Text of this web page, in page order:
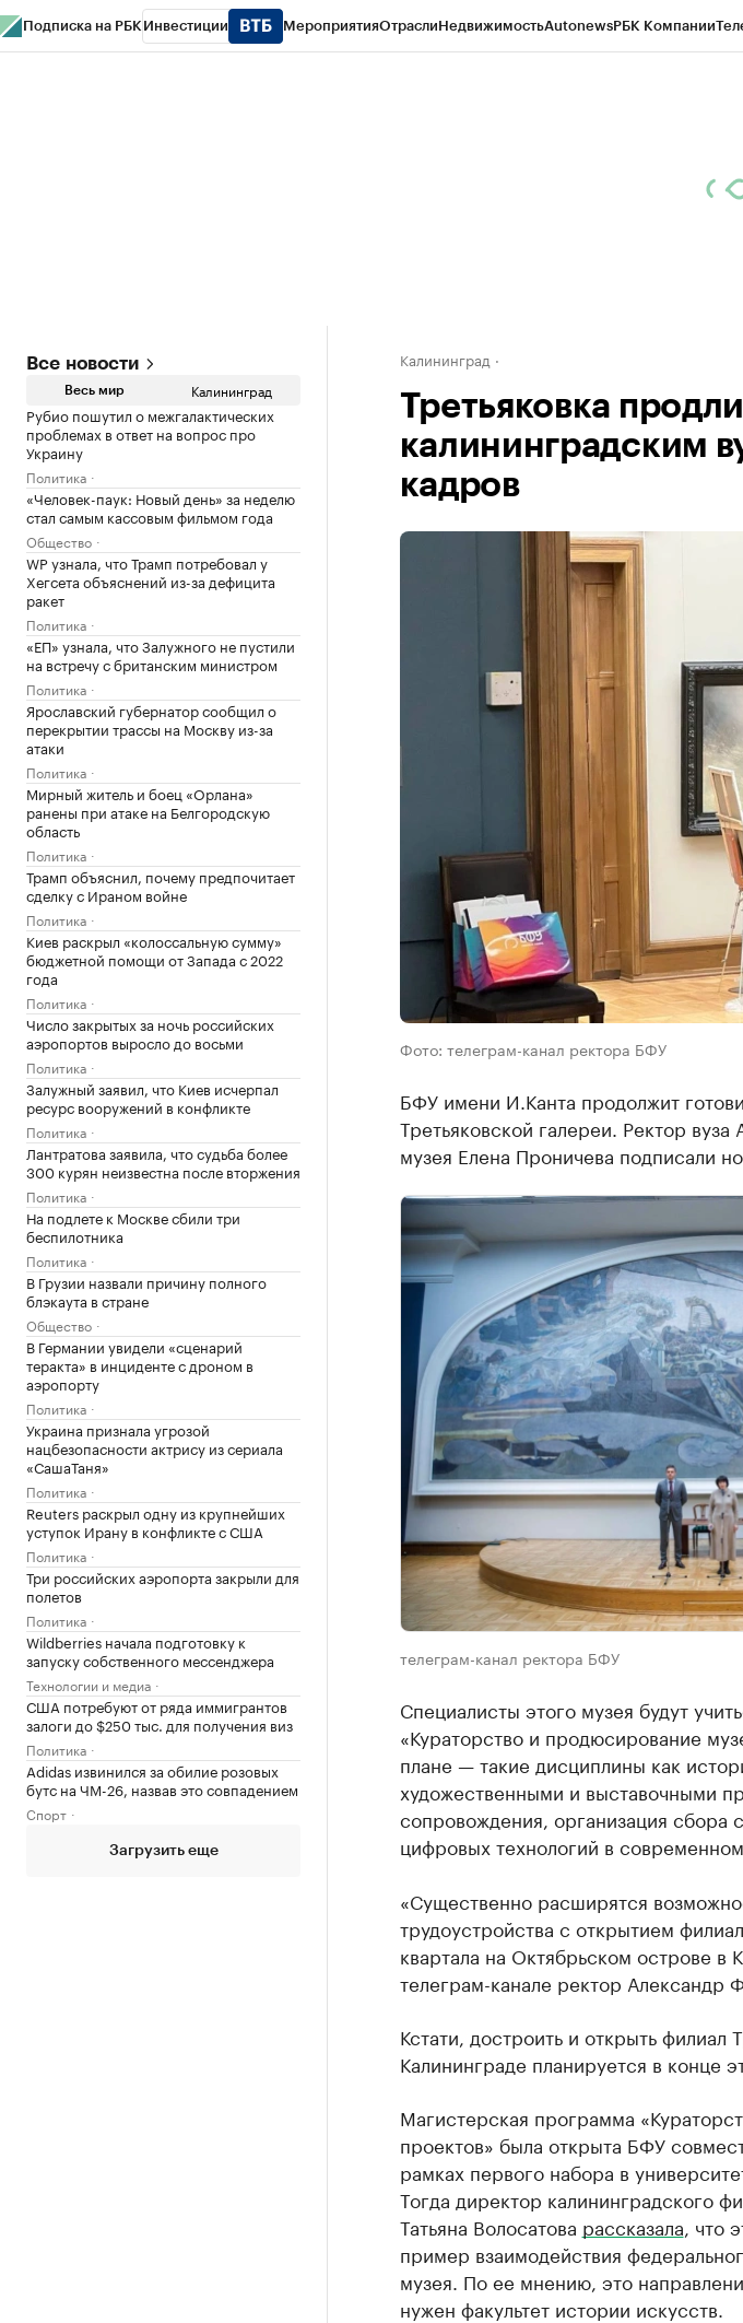
Подписка на РБК Инвестиции МероприятияОтраслиНедвижимостьAutonewsРБК Компании
Все новости
Весь мир Калининград
Рубио пошутил о межгалактических
проблемах в ответ на вопрос про
Украину
Политика
«Человек-паук: Новый день» за неделю
стал самым кассовым фильмом года
Общество
WP узнала, что Трамп потребовал у
Хегсета объяснений из-за дефицита
ракет
Политика
«ЕП» узнала, что Залужного не пустили
на встречу с британским министром
Политика
Ярославский губернатор сообщил о
перекрытии трассы на Москву из-за
атаки
Политика
Мирный житель и боец «Орлана»
ранены при атаке на Белгородскую
область
Политика
Трамп объяснил, почему предпочитает
сделку с Ираном войне
Политика
Киев раскрыл «колоссальную сумму»
бюджетной помощи от Запада с 2022
года
Политика
Число закрытых за ночь российских
аэропортов выросло до восьми
Политика
Залужный заявил, что Киев исчерпал
ресурс вооружений в конфликте
Политика
Лантратова заявила, что судьба более
300 курян неизвестна после вторжения
Политика
На подлете к Москве сбили три
беспилотника
Политика
В Грузии назвали причину полного
блэкаута в стране
Общество
В Германии увидели «сценарий
теракта» в инциденте с дроном в
аэропорту
Политика
Украина признала угрозой
нацбезопасности актрису из сериала
«СашаТаня»
Политика
Reuters раскрыл одну из крупнейших
уступок Ирану в конфликте с США
Политика
Три российских аэропорта закрыли для
полетов
Политика
Wildberries начала подготовку к
запуску собственного мессенджера
Технологии и медиа
США потребуют от ряда иммигрантов
залоги до $250 тыс. для получения виз
Политика
Adidas извинился за обилие розовых
бутс на ЧМ-26, назвав это совпадением
Спорт
Загрузить еще
Калининград
Третьяковка
калининградским
кадров
Фото: телеграм-канал ректора БФУ
БФУ имени И.Канта продолжит
Третьяковской галереи. Ректор
музея Елена Проничева подписали
телеграм-канал ректора БФУ
Специалисты этого музея будут
«Кураторство и продюсирование
плане — такие дисциплины как
художественными и выставочными
сопровождения, организация сбора
цифровых технологий в
«Существенно расширятся
трудоустройства с открытием
квартала на Октябрьском острове
телеграм-канале ректор Александр
Кстати, достроить и открыть филиал
Калининграде планируется в конце
Магистерская программа
проектов» была открыта БФУ
рамках первого набора в
Тогда директор калининградского
Татьяна Волосатова рассказала ,
пример взаимодействия
музея. По ее мнению, это
нужен факультет истории искусств.